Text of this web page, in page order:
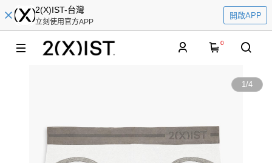
2(X)IST-台灣
立刻使用官方APP
開啟APP
0
1/4